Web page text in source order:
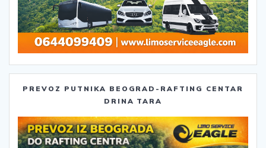
PREVOZ PUTNIKA BEOGRAD-RAFTING CENTAR
DRINA TARA